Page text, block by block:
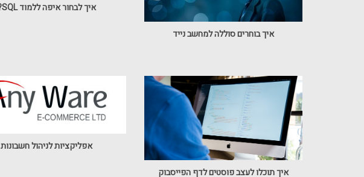
איך בוחרים סוללה למחשב נייד
איך לבחור איפה ללמוד SQL?
איך תוכלו לעצב פוסטים לדף הפייסבוק
אפליקציות לניהול חשבונות